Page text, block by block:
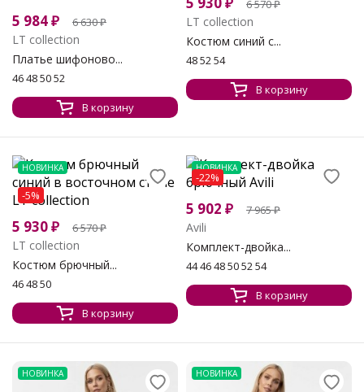
5 984₽ 6 630₽
LT collection
Платье шифоново...
46 48 50 52
В корзину
6 570₽
LT collection
Костюм синий с...
48 52 54
В корзину
НОВИНКА
-5%
5 930₽ 6 570₽
LT collection
Костюм брючный...
46 48 50
В корзину
НОВИНКА
-22%
5 902 ₽ 7 965₽
Avili
Комплект-двойка...
44 46 48 50 52 54
В корзину
НОВИНКА НОВИНКА